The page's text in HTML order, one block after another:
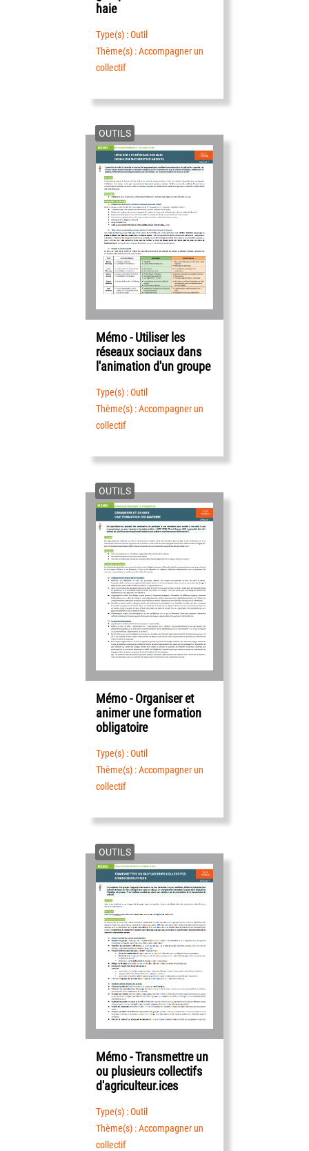
haie
Type(s) : Outil
Thème(s) : Accompagner un
collectif
OUTILS
Mémo - Utiliser les
réseaux sociaux dans
l'animation d'un groupe
Type(s) : Outil
Thème(s) : Accompagner un
collectif
OUTILS
Mémo - Organiser et
animer une formation
obligatoire
Type(s) : Outil
Thème(s) : Accompagner un
collectif
OUTILS
Mémo - Transmettre un
ou plusieurs collectifs
d'agriculteur.ices
Type(s) : Outil
Thème(s) : Accompagner un
collectif